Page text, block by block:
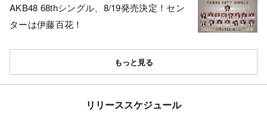
AKB48 68thシングル、8/19発売決定！セン
ターは伊藤百花！
もっと見る
リリーススケジュール